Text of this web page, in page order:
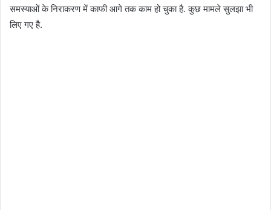
समस्याओं के निराकरण में काफी आगे तक काम हो चुका है. कुछ मामले सुलझा भी
लिए गए है.